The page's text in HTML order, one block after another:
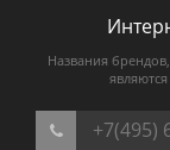
Названия
+7(495)